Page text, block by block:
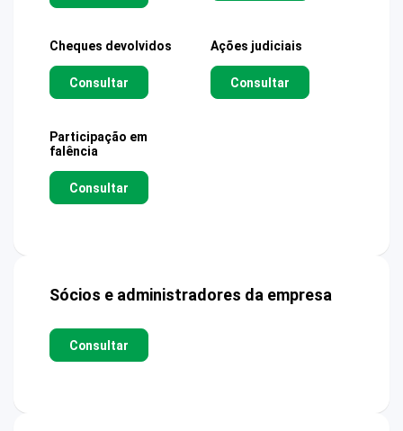
Cheques devolvidos
Consultar
Ações judiciais
Consultar
Participação em
falência
Consultar
Sócios e administradores da empresa
Consultar